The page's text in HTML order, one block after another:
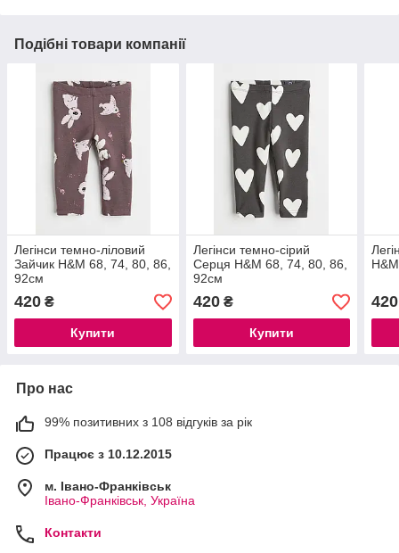
Подібні товари компанії
Легінси темно-ліловий
Зайчик H&M 68, 74, 80, 86,
92см
420 ₴
Купити
Легінси темно-сірий
Серця H&M 68, 74, 80, 86,
92см
420₴
Купити
420
Про нас
99% позитивних з 108 відгуків за рік
Працює з 10.12.2015
м. Івано-Франківськ
Івано-Франківськ, Україна
Контакти